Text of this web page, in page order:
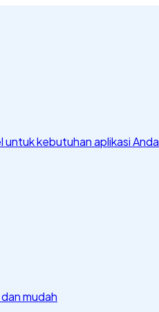
kebutuhan aplikasi Anda
mudah